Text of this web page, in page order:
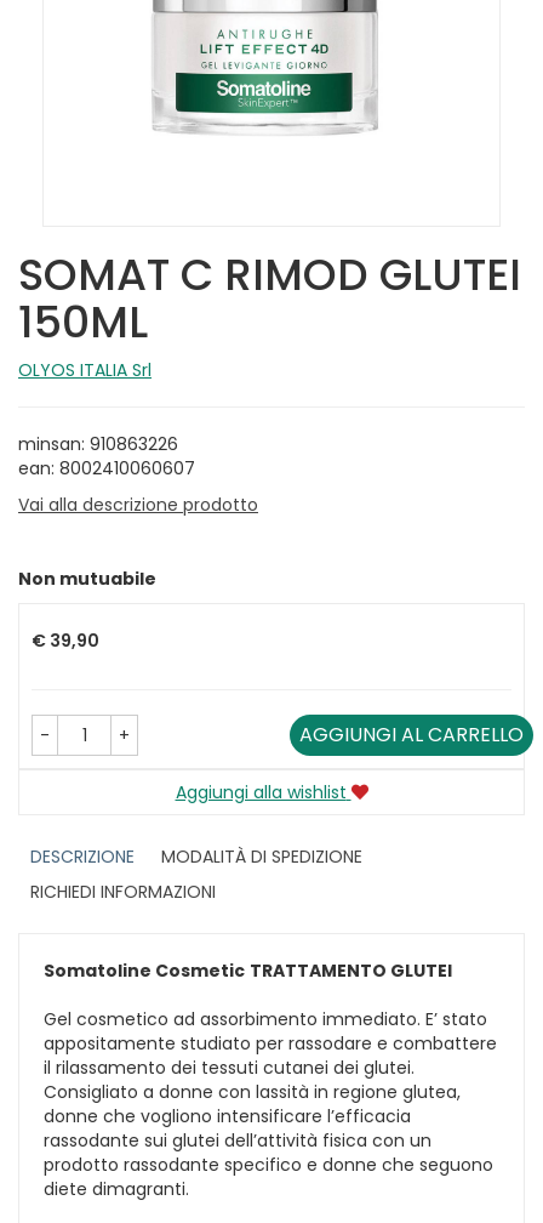
SOMAT C RIMOD GLUTEI
150ML
OLYOS ITALIA Srl
minsan: 910863226
ean: 8002410060607
Vai alla descrizione prodotto
Non mutuabile
€ 39,90
- + AGGIUNGI AL CARRELLO
Aggiungi alla wishlist
DESCRIZIONE
MODALITÀ DI SPEDIZIONE
RICHIEDI INFORMAZIONI
Somatoline Cosmetic TRATTAMENTO GLUTEI
Gel cosmetico ad assorbimento immediato. E’ stato
appositamente studiato per rassodare e combattere
il rilassamento dei tessuti cutanei dei glutei.
Consigliato a donne con lassità in regione glutea,
donne che vogliono intensificare l’efficacia
rassodante sui glutei dell’attività fisica con un
prodotto rassodante specifico e donne che seguono
diete dimagranti.